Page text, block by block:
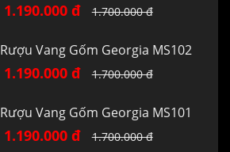
1.190.000 đ 1.700.000 đ
Rượu Vang Gốm Georgia MS102
1.190.000 đ 1.700.000 đ
Rượu Vang Gốm Georgia MS101
1.190.000 đ 1.700.000 đ